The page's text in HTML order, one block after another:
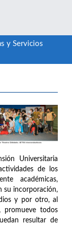
y Servicios
Universitaria
de los
académicas,
su incorporación,
y por otro, al
promueve todos
resultar de